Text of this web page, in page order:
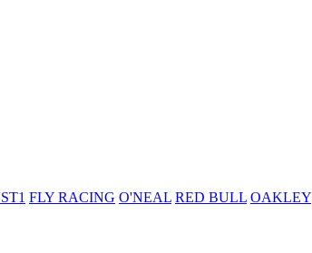
FLY RACING O'NEAL RED BULL OAKLEY